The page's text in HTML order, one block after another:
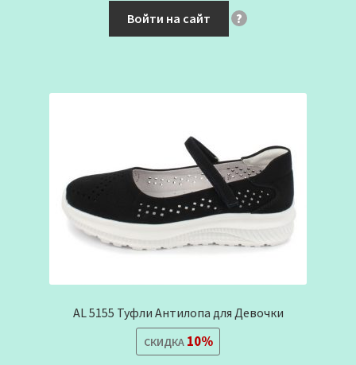
Войти на сайт
?
AL 5155 Туфли Антилопа для Девочки
СКИДКА10%